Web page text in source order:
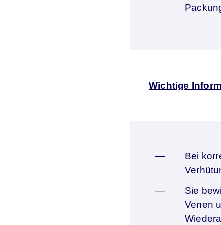
Wichtige
Bei
Sie
Venen